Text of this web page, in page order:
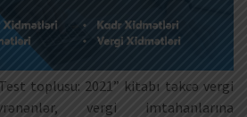
toplusu: 2021” kitabı təkcə vergi
vergi imtahanlarına